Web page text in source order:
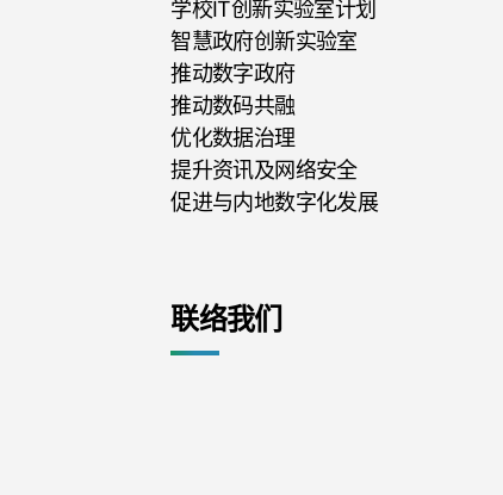
学校IT创新实验室计划
智慧政府创新实验室
推动数字政府
推动数码共融
优化数据治理
提升资讯及网络安全
促进与内地数字化发展
联络我们